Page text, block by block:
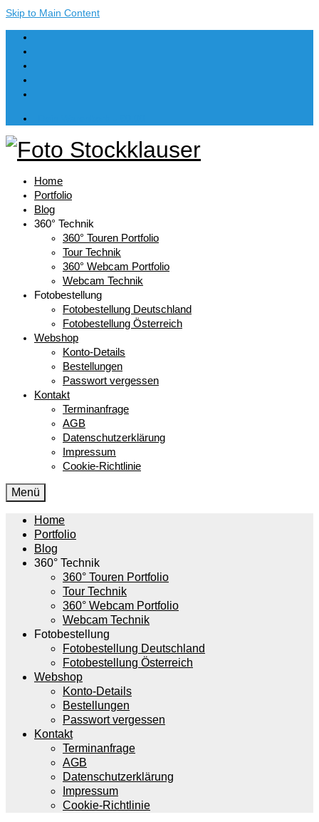
Skip to Main Content
Home
Portfolio
Blog
360° Technik
360° Touren Portfolio
Tour Technik
360° Webcam Portfolio
Webcam Technik
Fotobestellung
Fotobestellung Deutschland
Fotobestellung Österreich
Webshop
Konto-Details
Bestellungen
Passwort vergessen
Kontakt
Terminanfrage
AGB
Datenschutzerklärung
Impressum
Cookie-Richtlinie
Menü
Home
Portfolio
Blog
360° Technik
360° Touren Portfolio
Tour Technik
360° Webcam Portfolio
Webcam Technik
Fotobestellung
Fotobestellung Deutschland
Fotobestellung Österreich
Webshop
Konto-Details
Bestellungen
Passwort vergessen
Kontakt
Terminanfrage
AGB
Datenschutzerklärung
Impressum
Cookie-Richtlinie